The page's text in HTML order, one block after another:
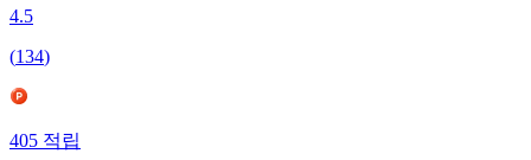
4.5
(134)
405적립